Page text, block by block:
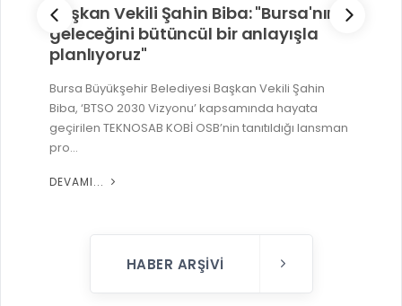
"Bursa'nın
bir anlayışla
Başkan Vekili Şahin
hayata
tanıtıldığı lansman
Büyükşehir'den
hamlesi
ulaşım teyakkuzu
bağlı 3 mahallede toplam 10
HABER ARŞIVI